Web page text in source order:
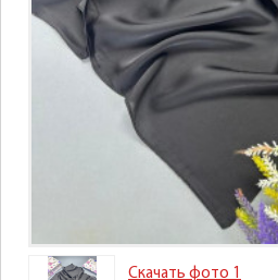
Скачать фото 1